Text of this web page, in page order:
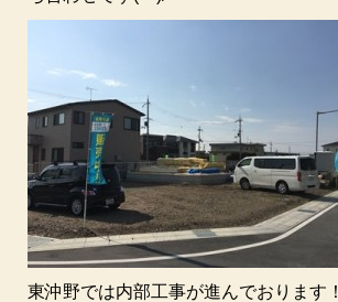
東沖野では内部工事が進んでおります！